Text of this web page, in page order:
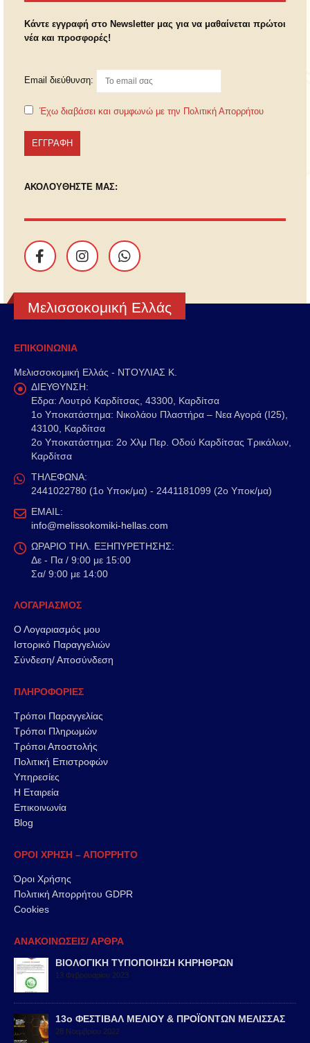
Κάντε εγγραφή στο Newsletter μας για να μαθαίνεται πρώτοι
νέα και προσφορές!
Email διεύθυνση:
Έχω διαβάσει και συμφωνώ με την Πολιτική Απορρήτου
ΑΚΟΛΟΥΘΗΣΤΕ ΜΑΣ:
Μελισσοκομική Ελλάς
ΕΠΙΚΟΙΝΩΝΙΑ
Μελισσοκομική Ελλάς - ΝΤΟΥΛΙΑΣ Κ.
ΔΙΕΥΘΥΝΣΗ:
Εδρα: Λουτρό Καρδίτσας, 43300, Καρδίτσα
1o Υποκατάστημα: Νικολάου Πλαστήρα – Νεα Αγορά (Ι25),
43100, Καρδίτσα
2o Υποκατάστημα: 2ο Χλμ Περ. Οδού Καρδίτσας Τρικάλων,
Καρδίτσα
ΤΗΛΕΦΩΝΑ:
2441022780 (1ο Υποκ/μα) - 2441181099 (2ο Υποκ/μα)
EMAIL:
info@melissokomiki-hellas.com
ΩΡΑΡΙΟ ΤΗΛ. ΕΞΗΠΥΡΕΤΗΣΗΣ:
Δε - Πα / 9:00 με 15:00
Σα/ 9:00 με 14:00
ΛΟΓΑΡΙΑΣΜΟΣ
Ο Λογαριασμός μου
Ιστορικό Παραγγελιών
Σύνδεση/ Αποσύνδεση
ΠΛΗΡΟΦΟΡΙΕΣ
Τρόποι Παραγγελίας
Τρόποι Πληρωμών
Τρόποι Αποστολής
Πολιτική Επιστροφών
Υπηρεσίες
Η Εταιρεία
Επικοινωνία
Blog
ΟΡΟΙ ΧΡΗΣΗ – ΑΠΟΡΡΗΤΟ
Όροι Χρήσης
Πολιτική Απορρήτου GDPR
Cookies
ΑΝΑΚΟΙΝΩΣΕΙΣ/ ΑΡΘΡΑ
ΒΙΟΛΟΓΙΚΗ ΤΥΠΟΠΟΙΗΣΗ ΚΗΡΗΘΡΩΝ
13 Φεβρουαρίου 2023
13ο ΦΕΣΤΙΒΑΛ ΜΕΛΙΟΥ & ΠΡΟΪΟΝΤΩΝ ΜΕΛΙΣΣΑΣ
28 Νοεμβρίου 2022